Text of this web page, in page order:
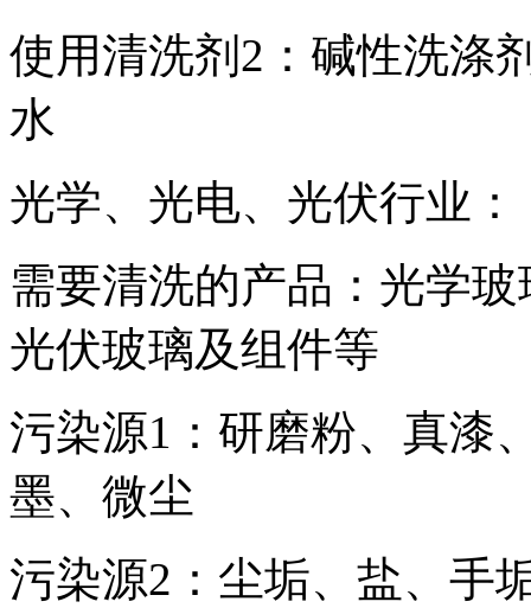
使用清洗剂2：碱性洗涤
水
光学、光电、光伏行业：
需要清洗的产品：光学
光伏玻璃及组件等
污染源1：研磨粉、真漆
墨、微尘
污染源2：尘垢、盐、手